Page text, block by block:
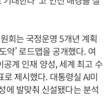
회는 국정운영 5개년 계획
약’ 로드맵을 공개했다. 여
계 인재 양성, 세계 최고 수
제시했다. 대통령실 AI미
에 발맞춰 신설됐다는 분석